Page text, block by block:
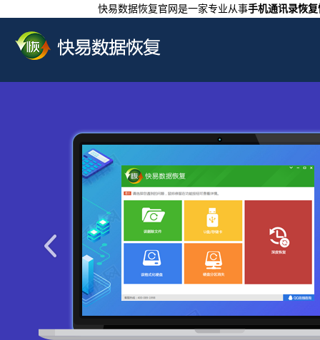
快易数据恢复官网是一家专业从事手机通讯录恢